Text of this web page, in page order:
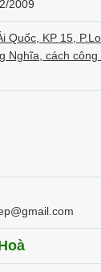
2009
Quốc, KP 15,
Nghĩa, cách